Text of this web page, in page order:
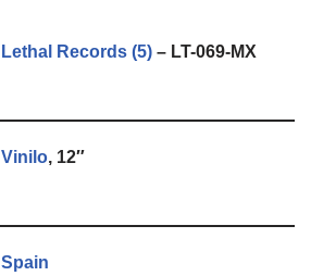
Lethal Records (5) – LT-069-MX
Vinilo, 12″
Spain